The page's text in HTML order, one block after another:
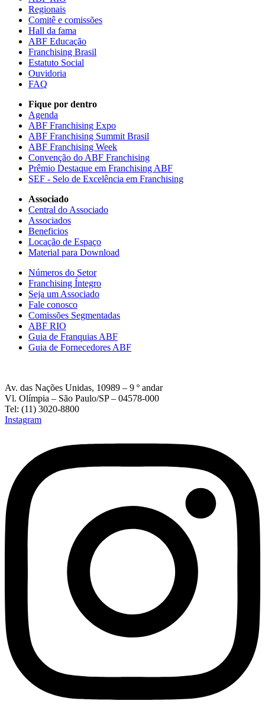
Regionais
Comitê e comissões
Hall da fama
ABF Educação
Franchising Brasil
Estatuto Social
Ouvidoria
FAQ
Fique por dentro
Agenda
ABF Franchising Expo
ABF Franchising Summit Brasil
ABF Franchising Week
Convenção do ABF Franchising
Prêmio Destaque em Franchising ABF
SEF - Selo de Excelência em Franchising
Associado
Central do Associado
Associados
Beneficios
Locação de Espaço
Material para Download
Números do Setor
Franchising Íntegro
Seja um Associado
Fale conosco
Comissões Segmentadas
ABF RIO
Guia de Franquias ABF
Guia de Fornecedores ABF
Av. das Nações Unidas, 10989 – 9 º andar
Vl. Olímpia – São Paulo/SP – 04578-000
Tel: (11) 3020-8800
Instagram